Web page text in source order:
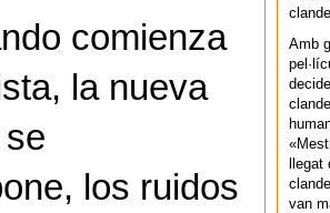
comienza
la nueva
los ruidos
Amb
van